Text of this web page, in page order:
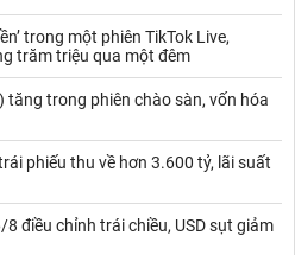
trong một phiên TikTok Live,
trăm triệu qua một đêm
tăng trong phiên chào sàn, vốn hóa
phiếu thu về hơn 3.600 tỷ, lãi suất
điều chỉnh trái chiều, USD sụt giảm